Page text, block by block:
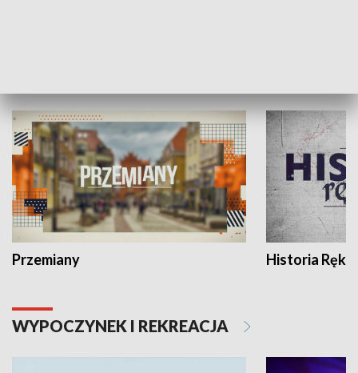
Przemiany Historia Ręką
WYPOCZYNEK I REKREACJA